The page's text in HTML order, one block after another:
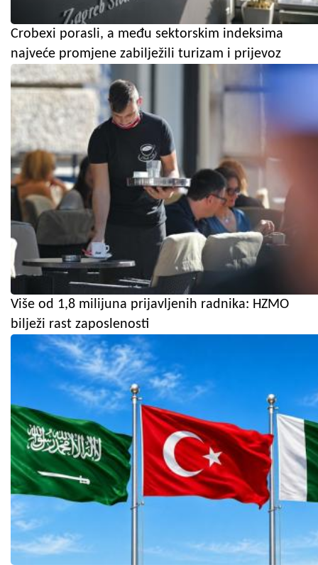
Crobexi porasli, a među sektorskim indeksima
najveće promjene zabilježili turizam i prijevoz
Više od 1,8 milijuna prijavljenih radnika: HZMO
bilježi rast zaposlenosti